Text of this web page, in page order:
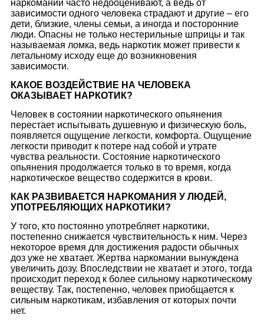
наркомании часто недооценивают, а ведь от
зависимости одного человека страдают и другие – его
дети, близкие, члены семьи, а иногда и посторонние
люди. Опасны не только нестерильные шприцы и так
называемая ломка, ведь наркотик может привести к
летальному исходу еще до возникновения
зависимости.
КАКОЕ ВОЗДЕЙСТВИЕ НА ЧЕЛОВЕКА
ОКАЗЫВАЕТ НАРКОТИК?
Человек в состоянии наркотического опьянения
перестает испытывать душевную и физическую боль,
появляется ощущение легкости, комфорта. Ощущение
легкости приводит к потере над собой и утрате
чувства реальности. Состояние наркотического
опьянения продолжается только в то время, когда
наркотическое вещество содержится в крови.
КАК РАЗВИВАЕТСЯ НАРКОМАНИЯ У ЛЮДЕЙ,
УПОТРЕБЛЯЮЩИХ НАРКОТИКИ?
У того, кто постоянно употребляет наркотики,
постепенно снижается чувствительность к ним. Через
некоторое время для достижения радости обычных
доз уже не хватает. Жертва наркомании вынуждена
увеличить дозу. Впоследствии не хватает и этого, тогда
происходит переход к более сильному наркотическому
веществу. Так, постепенно, человек приобщается к
сильным наркотикам, избавления от которых почти
нет.